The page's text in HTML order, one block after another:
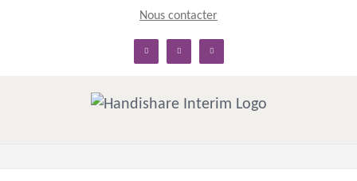
Nous contacter
linkedin facebook twitter